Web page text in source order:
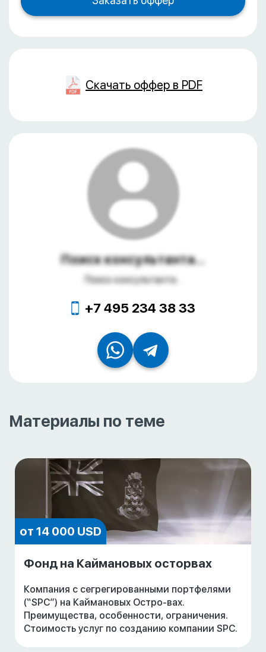
Скачать оффер в PDF
Поиск консультанта...
Поиск консультанта...
+7 495 234 38 33
Материалы по теме
от 14 000 USD
Фонд на Каймановых осторвах
Компания с сегрегированными портфелями
(“SPC”) на Каймановых Остро-вах.
Преимущества, особенности, ограничения.
Стоимость услуг по созданию компании SPC.